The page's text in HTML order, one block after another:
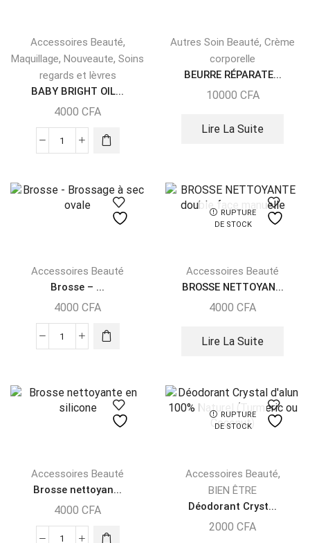
Accessoires Beauté,
Maquillage, Nouveaute, Soins
regards et lèvres
BABY BRIGHT OIL...
4000 CFA
Autres Soin Beauté, Crème
corporelle
BEURRE RÉPARATE...
10000 CFA
Lire La Suite
Accessoires Beauté
Brosse – ...
4000 CFA
RUPTURE
DE STOCK
Accessoires Beauté
BROSSE NETTOYAN...
4000 CFA
Lire La Suite
Accessoires Beauté
Brosse nettoyan...
4000 CFA
RUPTURE
DE STOCK
Accessoires Beauté,
BIEN ÊTRE
Déodorant Cryst...
2000 CFA